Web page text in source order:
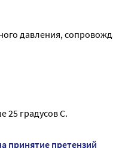
хроническим
давления,
25 градусов С.
принятие претензий